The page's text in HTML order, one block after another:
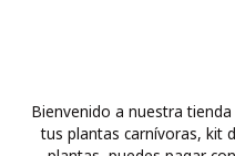
Bienvenido a nuestra
tus plantas carnívoras, kit